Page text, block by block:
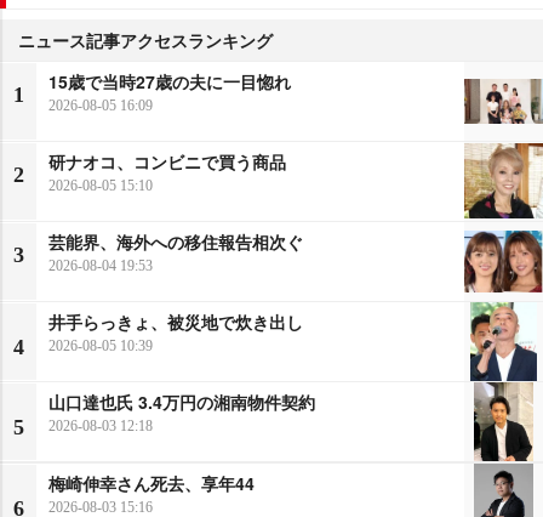
ニュース記事アクセスランキング
1
15歳で当時27歳の夫に一目惚れ
2026-08-05 16:09
2
研ナオコ、コンビニで買う商品
2026-08-05 15:10
3
芸能界、海外への移住報告相次ぐ
2026-08-04 19:53
4
井手らっきょ、被災地で炊き出し
2026-08-05 10:39
5
山口達也氏 3.4万円の湘南物件契約
2026-08-03 12:18
6
梅崎伸幸さん死去、享年44
2026-08-03 15:16